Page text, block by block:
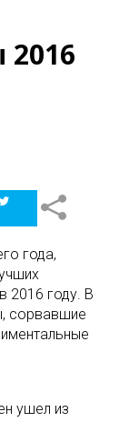
года,
2016 году. В
сорвавшие
ушел из